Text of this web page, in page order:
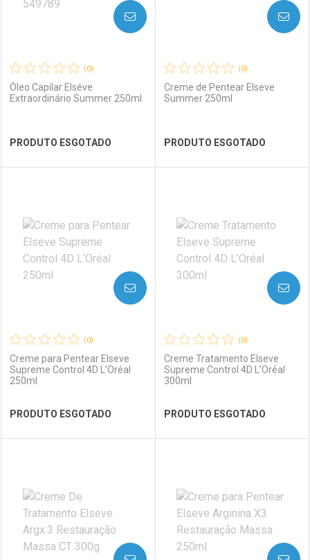
Ver Desconto Convênio Ver Desconto Convênio
(0)
Óleo Capilar Elséve
Extraordinário Summer 250ml
PRODUTO ESGOTADO
AVISE-ME
Laboratório
Ver Desconto Convênio
Por Menos
(0)
Creme de Pentear Elseve
Summer 250ml
PRODUTO ESGOTADO
AVISE-ME
Laboratório
Ver Desconto Convênio
Por Menos
(0)
Creme para Pentear Elseve
Supreme Control 4D L’Oréal
250ml
PRODUTO ESGOTADO
AVISE-ME
Laboratório
Por Menos
(0)
Creme Tratamento Elseve
Supreme Control 4D L’Oréal
300ml
PRODUTO ESGOTADO
AVISE-ME
Laboratório
Por Menos